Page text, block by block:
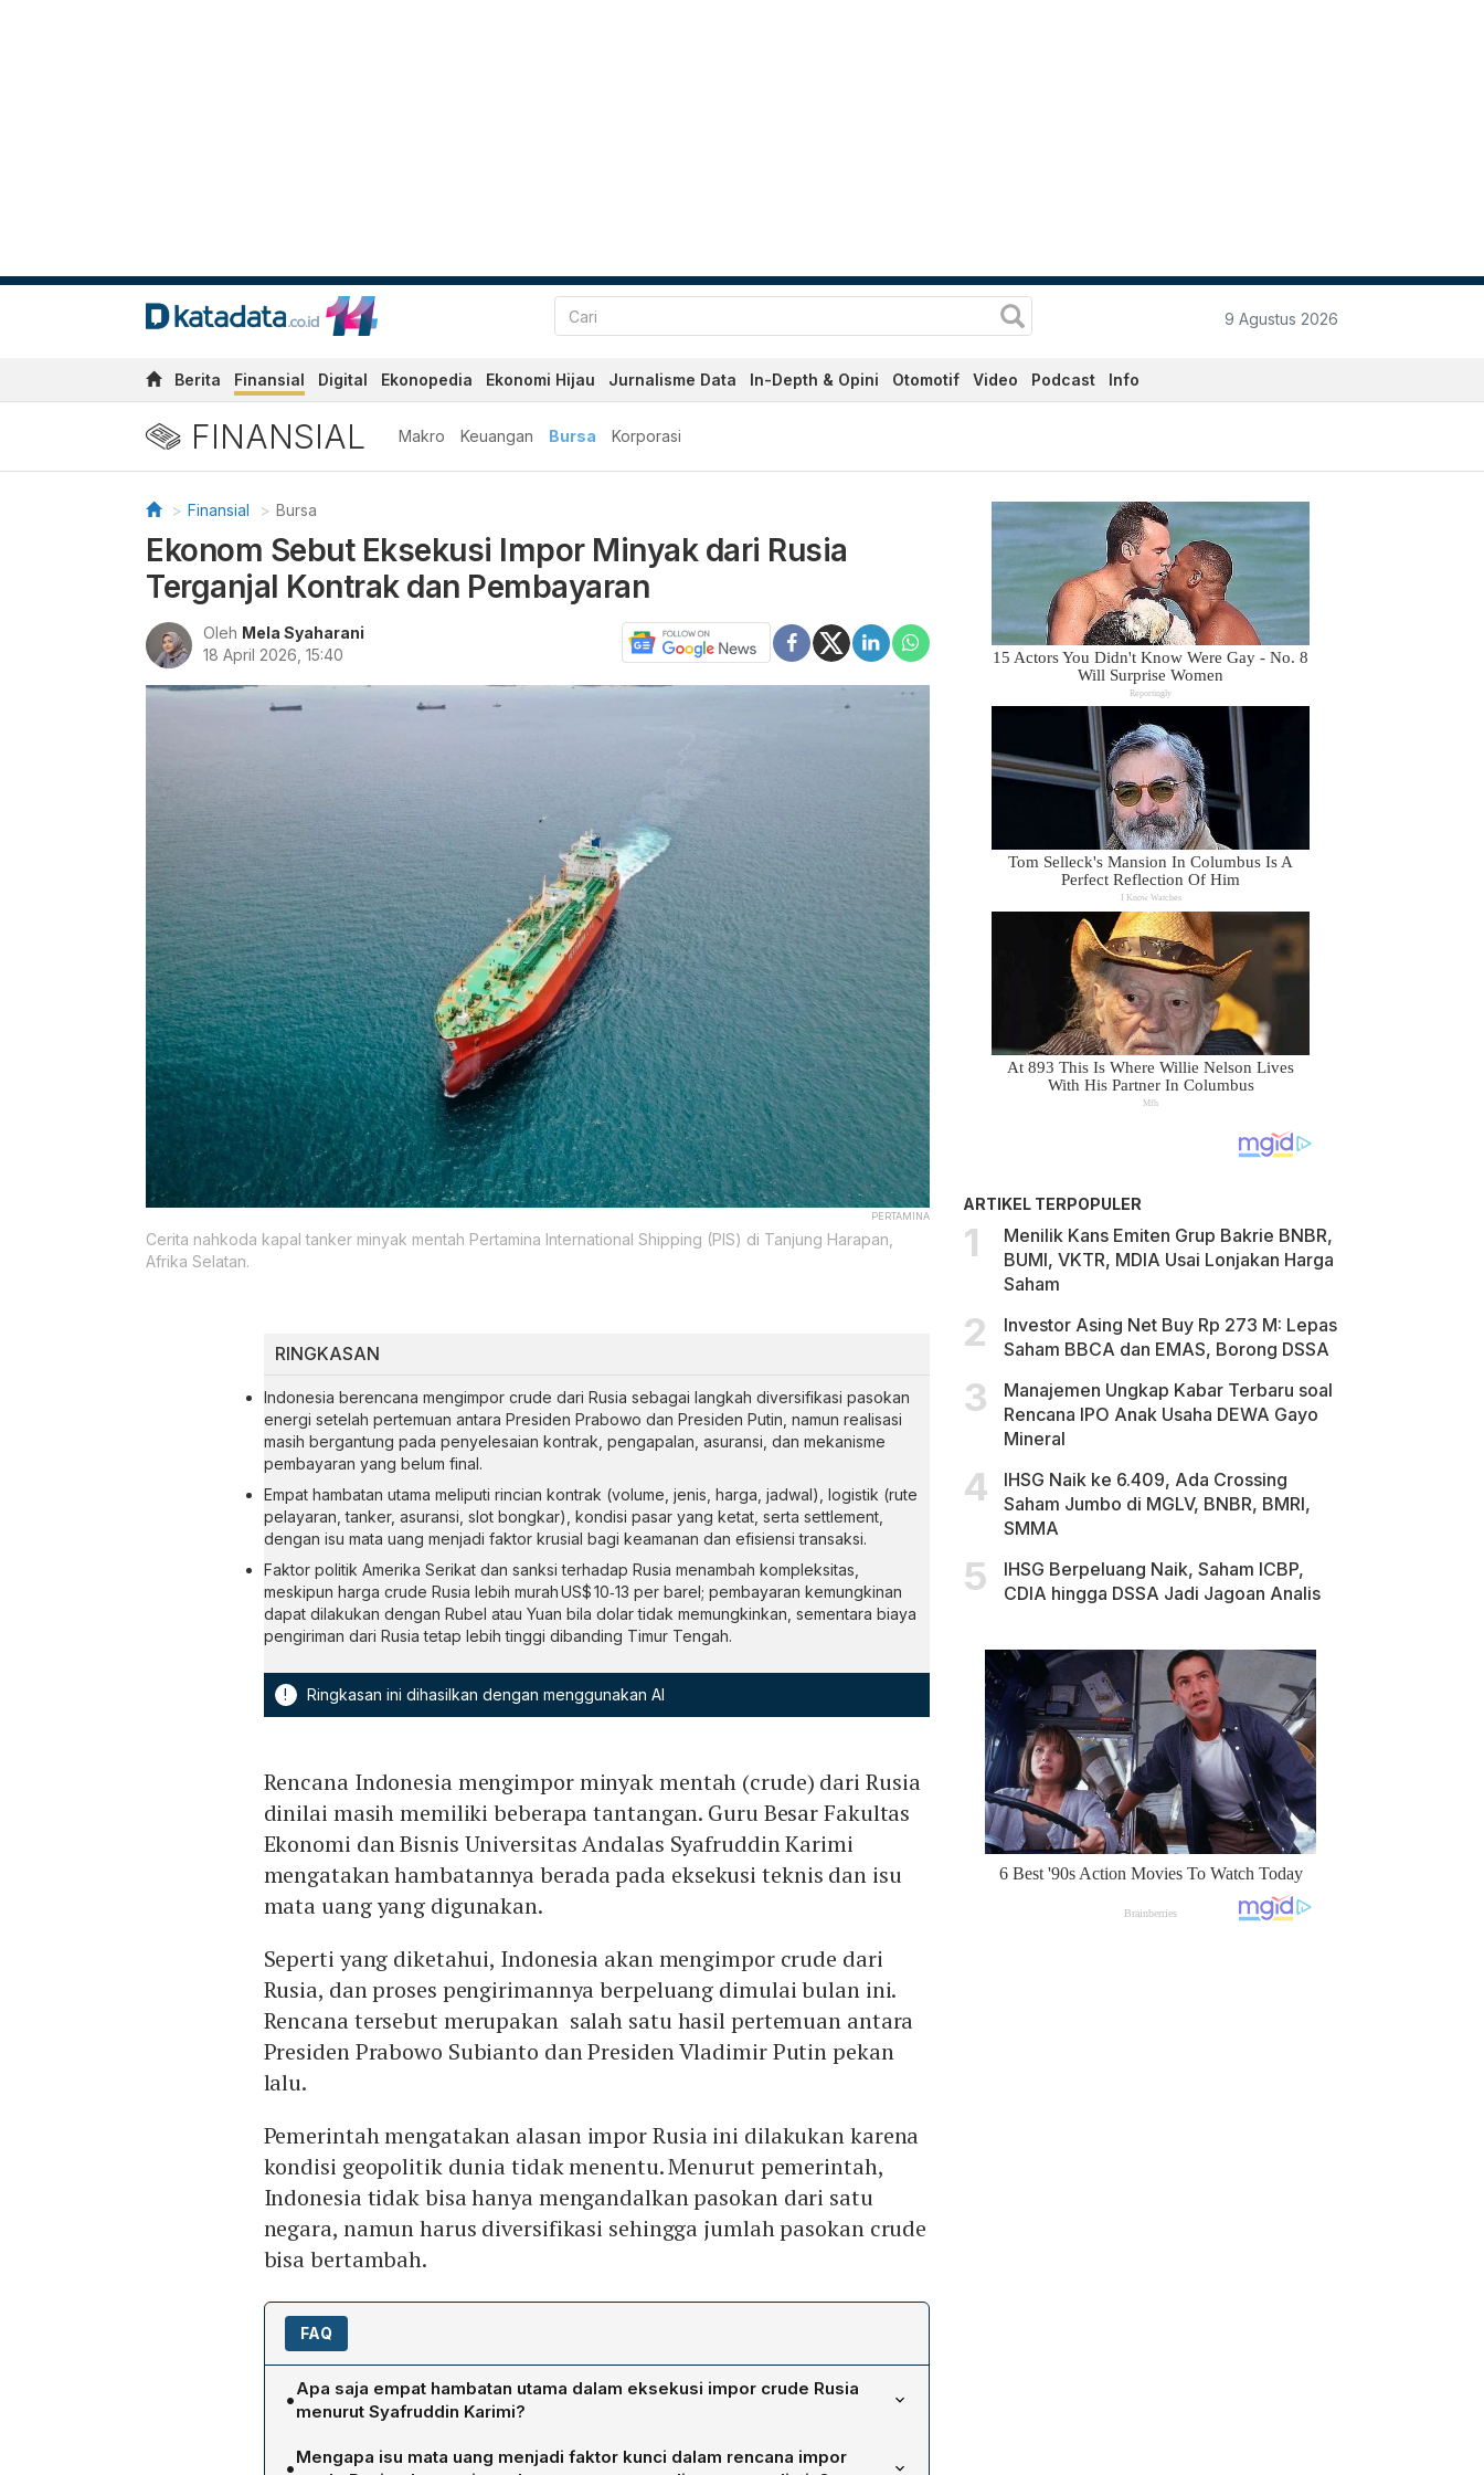
9 Agustus 2026
Berita Finansial Digital Ekonopedia Ekonomi Hijau Jurnalisme Data In-Depth & Opini Otomotif Video Podcast Info
FINANSIAL Makro Keuangan Bursa Korporasi
Finansial Bursa
Ekonom Sebut Eksekusi Impor Minyak dari Rusia
Terganjal Kontrak dan Pembayaran
Oleh Mela Syaharani
18 April 2026, 15:40
PERTAMINA
Cerita nahkoda kapal tanker minyak mentah Pertamina International Shipping (PIS) di Tanjung Harapan,
Afrika Selatan.
RINGKASAN
Indonesia berencana mengimpor crude dari Rusia sebagai langkah diversifikasi pasokan
energi setelah pertemuan antara Presiden Prabowo dan Presiden Putin, namun realisasi
masih bergantung pada penyelesaian kontrak, pengapalan, asuransi, dan mekanisme
pembayaran yang belum final.
Empat hambatan utama meliputi rincian kontrak (volume, jenis, harga, jadwal), logistik (rute
pelayaran, tanker, asuransi, slot bongkar), kondisi pasar yang ketat, serta settlement,
dengan isu mata uang menjadi faktor krusial bagi keamanan dan efisiensi transaksi.
Faktor politik Amerika Serikat dan sanksi terhadap Rusia menambah kompleksitas,
meskipun harga crude Rusia lebih murah US$ 10‑13 per barel; pembayaran kemungkinan
dapat dilakukan dengan Rubel atau Yuan bila dolar tidak memungkinkan, sementara biaya
pengiriman dari Rusia tetap lebih tinggi dibanding Timur Tengah.
! Ringkasan ini dihasilkan dengan menggunakan AI
Rencana Indonesia mengimpor minyak mentah (crude) dari Rusia
dinilai masih memiliki beberapa tantangan. Guru Besar Fakultas
Ekonomi dan Bisnis Universitas Andalas Syafruddin Karimi
mengatakan hambatannya berada pada eksekusi teknis dan isu
mata uang yang digunakan.
Seperti yang diketahui, Indonesia akan mengimpor crude dari
Rusia, dan proses pengirimannya berpeluang dimulai bulan ini.
Rencana tersebut merupakan salah satu hasil pertemuan antara
Presiden Prabowo Subianto dan Presiden Vladimir Putin pekan
lalu.
Pemerintah mengatakan alasan impor Rusia ini dilakukan karena
kondisi geopolitik dunia tidak menentu. Menurut pemerintah,
Indonesia tidak bisa hanya mengandalkan pasokan dari satu
negara, namun harus diversifikasi sehingga jumlah pasokan crude
bisa bertambah.
FAQ
•Apa saja empat hambatan utama dalam eksekusi impor crude Rusia
menurut Syafruddin Karimi?
Syafruddin mengidentifikasi empat hambatan utama: (1) kontrak, yang harus merinci
volume, jenis komoditas, formula harga, jadwal pengiriman, dan pembagian risiko;
•Mengapa isu mata uang menjadi faktor kunci dalam rencana impor
ARTIKEL TERPOPULER
Menilik Kans Emiten Grup Bakrie BNBR,
BUMI, VKTR, MDIA Usai Lonjakan Harga
Saham
Investor Asing Net Buy Rp 273 M: Lepas
Saham BBCA dan EMAS, Borong DSSA
Manajemen Ungkap Kabar Terbaru soal
Rencana IPO Anak Usaha DEWA Gayo
Mineral
IHSG Naik ke 6.409, Ada Crossing
Saham Jumbo di MGLV, BNBR, BMRI,
SMMA
IHSG Berpeluang Naik, Saham ICBP,
CDIA hingga DSSA Jadi Jagoan Analis